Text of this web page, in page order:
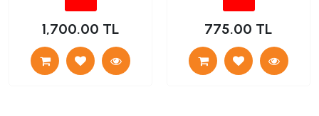
1,700.00 TL 775.00 TL